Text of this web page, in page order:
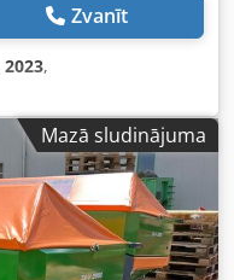
Zvanīt
2023,
Mazā sludinājuma